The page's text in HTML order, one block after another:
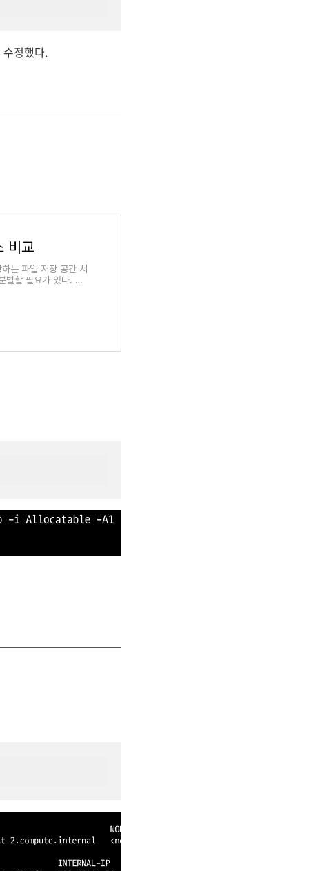
정했다.
비교
는 파일 저장 공간 서
별할 필요가 있다. 데